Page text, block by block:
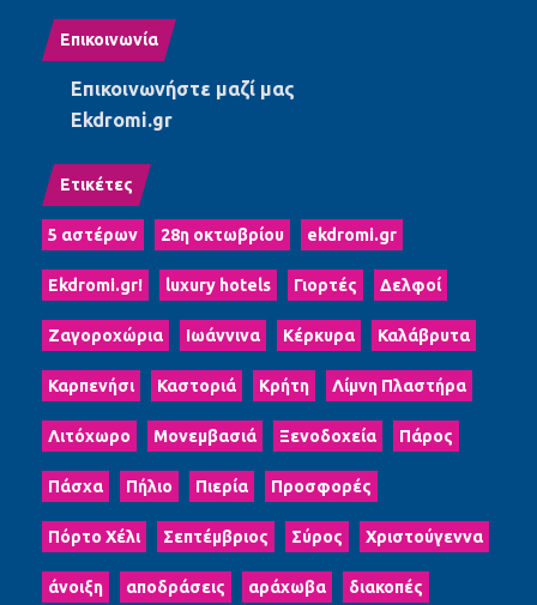
Επικοινωνία
Επικοινωνήστε μαζί μας
Ekdromi.gr
Ετικέτες
5 αστέρων 28η οκτωβρίου ekdromi.gr
Ekdromi.gr! luxury hotels Γιορτές Δελφοί
Ζαγοροχώρια Ιωάννινα Κέρκυρα Καλάβρυτα
Καρπενήσι Καστοριά Κρήτη Λίμνη Πλαστήρα
Λιτόχωρο Μονεμβασιά Ξενοδοχεία Πάρος
Πάσχα Πήλιο Πιερία Προσφορές
Πόρτο Χέλι Σεπτέμβριος Σύρος Χριστούγεννα
άνοιξη αποδράσεις αράχωβα διακοπές